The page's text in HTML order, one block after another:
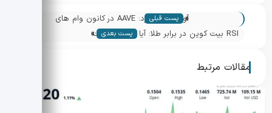
« پست قبلی
آوه برمی خیزد: AAVE در کانون وام های
توکنیزه
RSI بیت کوین در برابر طلا: آیا زمان بازگشت
پست بعدی »
مقالات مرتبط